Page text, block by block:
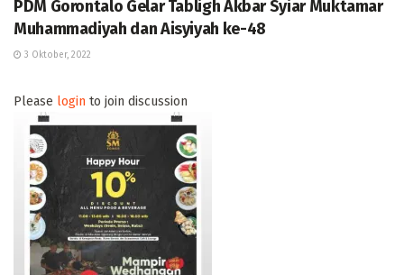
PDM Gorontalo Gelar Tabligh Akbar Syiar Muktamar
Muhammadiyah dan Aisyiyah ke-48
3 Oktober, 2022
Please login to join discussion